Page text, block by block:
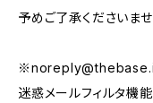
予めご了承くださいませ
※
迷惑メールフィルタ機